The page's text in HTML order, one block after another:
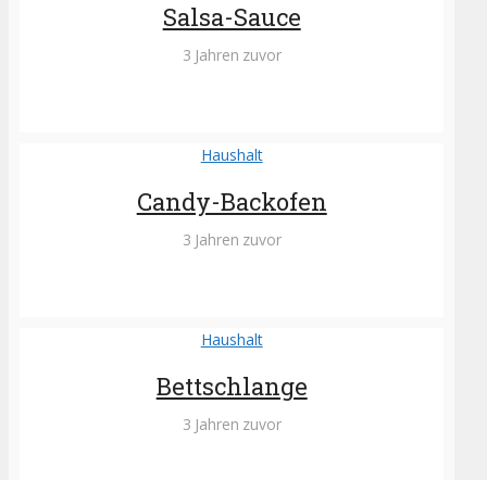
Salsa-Sauce
3 Jahren zuvor
Haushalt
Candy-Backofen
3 Jahren zuvor
Haushalt
Bettschlange
3 Jahren zuvor